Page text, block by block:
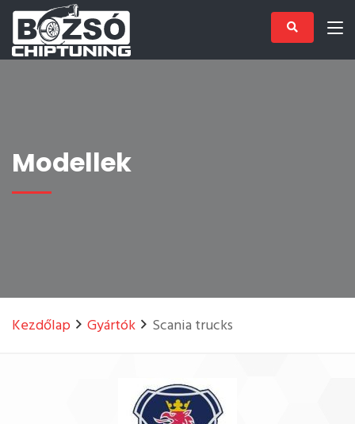
Modellek
Kezdőlap Gyártók Scania trucks